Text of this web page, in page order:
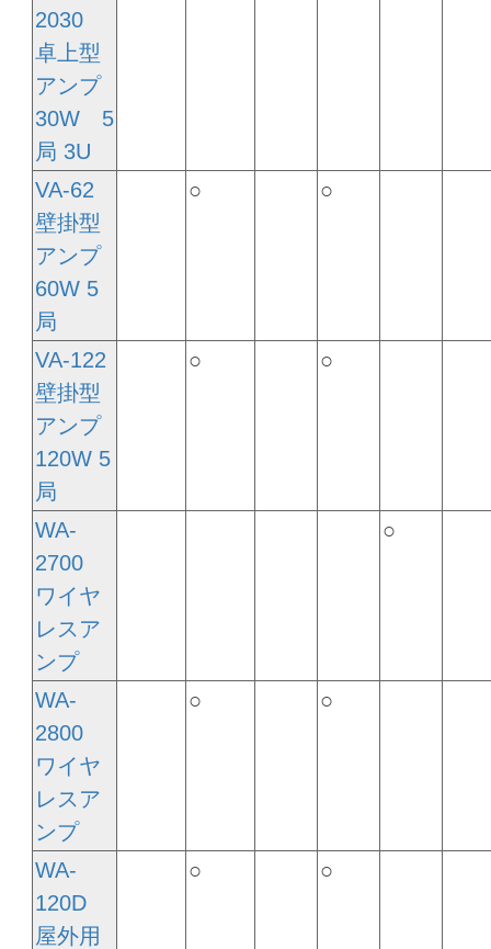
2030
卓上型
アンプ
30W 5
局 3U
VA-62
壁掛型
アンプ
60W 5
局
○ ○
VA-122
壁掛型
アンプ
120W 5
局
○ ○
WA-
2700
ワイヤ
レスア
ンプ
○
WA-
2800
ワイヤ
レスア
ンプ
○ ○
WA-
120D
屋外用
○ ○